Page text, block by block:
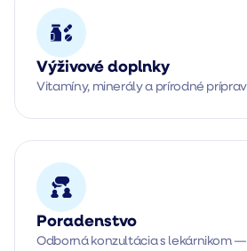
Výživové doplnky
Vitamíny, minerály a prírodné
Poradenstvo
Odborná konzultácia s lekárnikom